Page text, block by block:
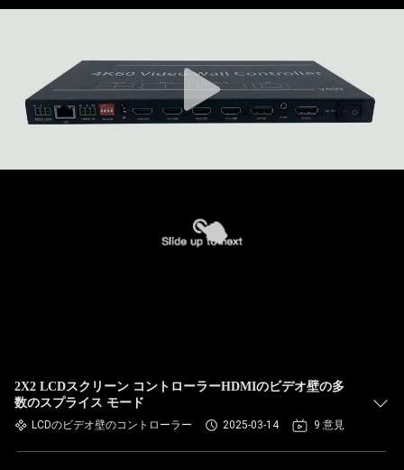
2X2 LCDスクリーン コントローラーHDMIのビデオ壁の多
数のスプライス モード
LCDのビデオ壁のコントローラー 2025-03-14 9 意見